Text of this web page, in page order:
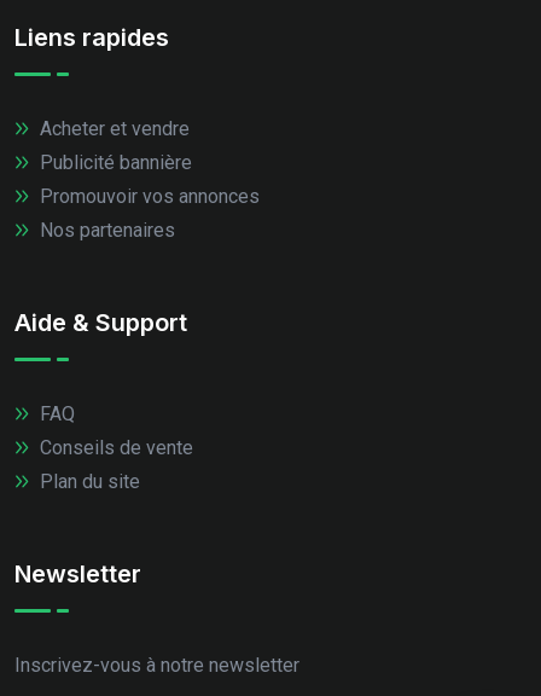
Liens rapides
Acheter et vendre
Publicité bannière
Promouvoir vos annonces
Nos partenaires
Aide & Support
FAQ
Conseils de vente
Plan du site
Newsletter
Inscrivez-vous à notre newsletter